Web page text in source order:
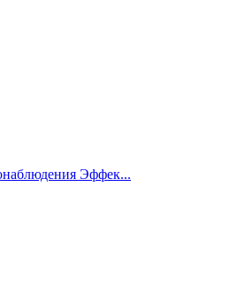
Эффек...